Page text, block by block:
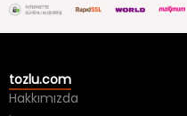
tozlu.com
Hakkımızda